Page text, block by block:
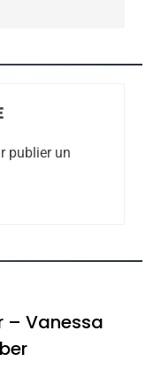
publier un
– Vanessa
la plus
contre